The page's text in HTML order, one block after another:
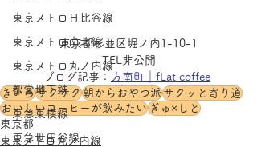
東京メトロ日比谷線
東京メトロ南北線
東京メトロ丸ノ内線
都営地下鉄
東急東横線
東急世田谷線
東京都杉並区堀ノ内1-10-1
TEL非公開
ブログ記事： 方南町｜fLat coffee
きいろサクサク朝からおやつ派サクッと寄り道
おいしいコーヒーが飲みたいぎゅ×しと
東京都
東京メトロ丸ノ内線